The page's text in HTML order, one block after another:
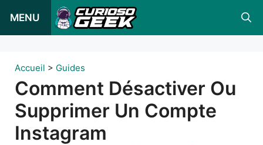
MENU
Accueil > Guides
Comment Désactiver Ou
Supprimer Un Compte
Instagram